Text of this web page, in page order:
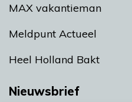
MAX vakantieman
Meldpunt Actueel
Heel Holland Bakt
Nieuwsbrief